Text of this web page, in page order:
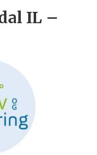
IL –